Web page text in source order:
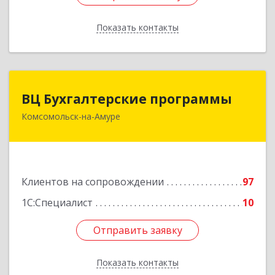
Показать контакты
Назад
ВЦ Бухгалтерские программы
Комсомольск-на-Амуре
Клиентов на сопровождении
97
1С:Специалист
10
Отправить заявку
Показать контакты
681000, Хабаровский край, Комсомольск-на-
Отправить заявку
Назад